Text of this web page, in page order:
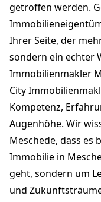
getroffen werden.
Ihrer Seite, der
sondern ein echter
Immobilienmakler
City
Kompetenz,
Augenhöhe. Wir
Meschede, dass es
Immobilie in
geht, sondern um
und